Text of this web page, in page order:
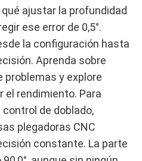
ajustar la profundidad
ese error de 0,5°.
la configuración hasta
Aprenda sobre
problemas y explore
el rendimiento. Para
de doblado,
plegadoras CNC
constante. La parte